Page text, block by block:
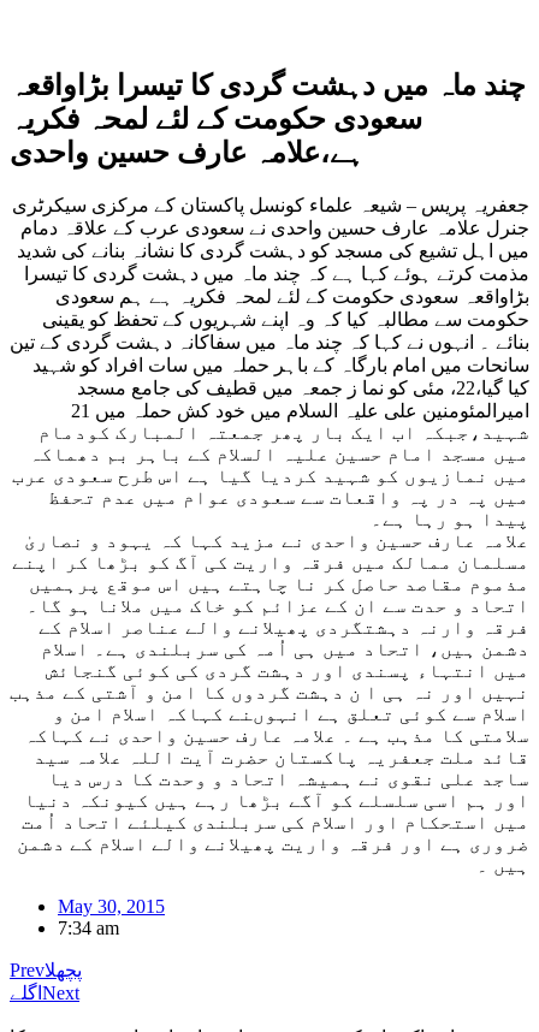
چند ماہ میں دہشت گردی کا تیسرا بڑاواقعہ
سعودی حکومت کے لئے لمحہ فکریہ
ہے،علامہ عارف حسین واحدی
جعفریہ پریس – شیعہ علماء کونسل پاکستان کے مرکزی سیکرٹری
جنرل علامہ عارف حسین واحدی نے سعودی عرب کے علاقہ دمام
میں اہل تشیع کی مسجد کو دہشت گردی کا نشانہ بنانے کی شدید
مذمت کرتے ہوئے کہا ہے کہ چند ماہ میں دہشت گردی کا تیسرا
بڑاواقعہ سعودی حکومت کے لئے لمحہ فکریہ ہے ہم سعودی
حکومت سے مطالبہ کیا کہ وہ اپنے شہریوں کے تحفظ کو یقینی
بنائے ۔ انہوں نے کہا کہ چند ماہ میں سفاکانہ دہشت گردی کے تین
سانحات میں امام بارگاہ کے باہر حملہ میں سات افراد کو شہید
کیا گیا،22، مئی کو نما ز جمعہ میں قطیف کی جامع مسجد
امیرالمئومنین علی علیہ السلام میں خود کش حملہ میں 21
شہید،جبکہ اب ایک بار پھر جمعتہ المبارک کودمام
میں مسجد امام حسین علیہ السلام کے باہر بم دھماکہ
میں نمازیوں کو شہید کردیا گیا ہے اس طرح سعودی عرب
میں پہ در پہ واقعات سے سعودی عوام میں عدم تحفظ
پیدا ہو رہا ہے۔
علامہ عارف حسین واحدی نے مزید کہا کہ یہود و نصاریٰ
مسلمان ممالک میں فرقہ واریت کی آگ کو بڑھا کر اپنے
مذموم مقاصد حاصل کر نا چاہتے ہیں اس موقع پرہمیں
اتحاد و حدت سے ان کے عزائم کو خاک میں ملانا ہو گا۔
فرقہ وارنہ دہشتگردی پھیلانے والے عناصر اسلام کے
دشمن ہیں، اتحاد میں ہی اُمہ کی سربلندی ہے۔ اسلام
میں انتہاء پسندی اور دہشت گردی کی کوئی گنجائش
نہیں اور نہ ہی ا ن دہشت گردوں کا امن و آشتی کے مذہب
اسلام سے کوئی تعلق ہے انہوںنے کہاکہ اسلام امن و
سلامتی کا مذہب ہے ۔ علامہ عارف حسین واحدی نے کہاکہ
قائد ملت جعفریہ پاکستان حضرت آیت اللہ علامہ سید
ساجد علی نقوی نے ہمیشہ اتحاد و وحدت کا درس دیا
اور ہم اسی سلسلے کو آگے بڑھا رہے ہیں کیونکہ دنیا
میں استحکام اور اسلام کی سربلندی کیلئے اتحاد اُمت
ضروری ہے اور فرقہ واریت پھیلانے والے اسلام کے دشمن
ہیں ۔
May 30, 2015
7:34 am
Prevپچھلا
اگلے Next